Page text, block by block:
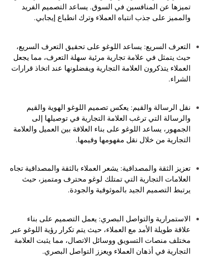
تميزها عن المنافسين في السوق. يساعد التصميم الفريد
والمميز على جذب انتباه العملاء وترك انطباع إيجابي.
التعرف السريع: يساعد اللوغو على تحقيق التعرف السريع،
حيث يتمثل في علامة تجارية مرئية سهلة التعرف، مما يجعل
العملاء يتذكرون العلامة التجارية ويفضلونها عند اتخاذ قرارات
الشراء.
نقل الرسالة والقيم: يعكس تصميم اللوغو الهوية والقيم
والرسالة التي ترغب العلامة التجارية في توصيلها إلى
الجمهور، يساعد اللوغو على بناء العلاقة بين العميل والعلامة
التجارية من خلال نقل مفهومها وقيمها.
تعزيز الثقة والمصداقية: يشعر العملاء بالثقة والمصداقية تجاه
العلامات التجارية التي تمتلك لوغو محترف ومتميز، حيث
يرتبط التصميم الجيد بالموثوقية والجودة.
الاستمرارية والتواصل البصري: يعمل التصميم على بناء
علاقة طويلة الأمد مع العملاء، حيث يتم تكرار رؤية اللوغو عبر
مختلف منصات التسويق ووسائل الاتصال، مما يثبت العلامة
التجارية في أذهان العملاء ويعزز التواصل البصري.